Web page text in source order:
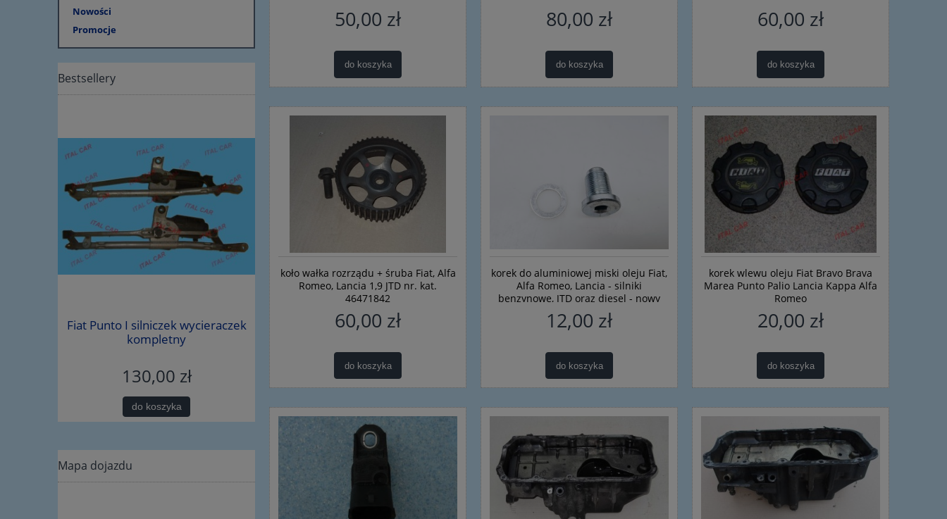
Nowości
Promocje
Bestsellery
Fiat Punto I silniczek wycieraczek
kompletny
130,00 zł
do koszyka
śruba wahacza górnego Alfa Romeo
35,00 zł
do koszyka
Rączka, uchwyt, wspornik, podstawa
do linki maski Fiat Bravo II - nowy
oryginalny 46784592
91,00 zł
do koszyka
uszczelka, osłona, gumka do linki
zmiany biegów Fiat Bravo, Panda,
Punto, Alfa, Lancia - nowa
oryginalna
10,00 zł
do koszyka
Oprawa
jazdy dziennej
Mapa dojazdu
50,00 zł
do koszyka
80,00 zł
do koszyka
60,00 zł
do koszyka
koło wałka rozrządu + śruba Fiat, Alfa
Romeo, Lancia 1,9 JTD nr. kat.
46471842
60,00 zł
do koszyka
korek do aluminiowej miski oleju Fiat,
Alfa Romeo, Lancia - silniki
benzynowe, JTD oraz diesel - nowy
Fast
12,00 zł
do koszyka
korek wlewu oleju Fiat Bravo Brava
Marea Punto Palio Lancia Kappa Alfa
Romeo
20,00 zł
do koszyka